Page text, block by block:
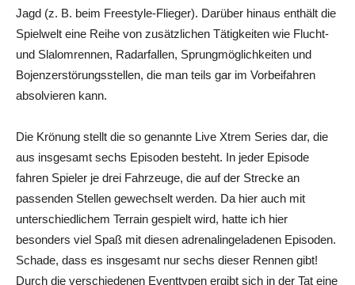
Jagd (z. B. beim Freestyle-Flieger). Darüber hinaus enthält die
Spielwelt eine Reihe von zusätzlichen Tätigkeiten wie Flucht-
und Slalomrennen, Radarfallen, Sprungmöglichkeiten und
Bojenzerstörungsstellen, die man teils gar im Vorbeifahren
absolvieren kann.
Die Krönung stellt die so genannte Live Xtrem Series dar, die
aus insgesamt sechs Episoden besteht. In jeder Episode
fahren Spieler je drei Fahrzeuge, die auf der Strecke an
passenden Stellen gewechselt werden. Da hier auch mit
unterschiedlichem Terrain gespielt wird, hatte ich hier
besonders viel Spaß mit diesen adrenalingeladenen Episoden.
Schade, dass es insgesamt nur sechs dieser Rennen gibt!
Durch die verschiedenen Eventtypen ergibt sich in der Tat eine